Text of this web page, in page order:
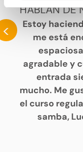
HABLAN DE
<
Estoy
me está
agradable y
entrada
mucho. Me
el curso
samba,